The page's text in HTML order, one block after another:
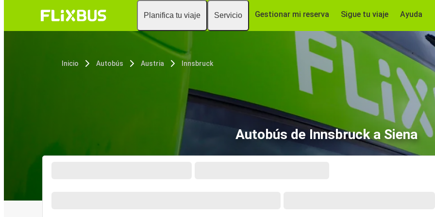
Planifica tu viaje Servicio Gestionar mi reserva Sigue tu viaje Ayuda
Inicio Autobús Austria Innsbruck
Autobús de Innsbruck a Siena